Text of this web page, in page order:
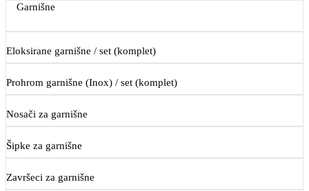
Garnišne
Eloksirane garnišne / set (komplet)
Prohrom garnišne (Inox) / set (komplet)
Nosači za garnišne
Šipke za garnišne
Završeci za garnišne